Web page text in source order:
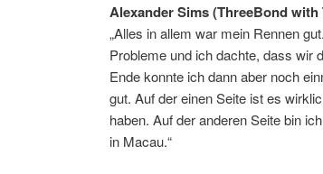
Alexander Sims (ThreeBond with
„Alles in allem war mein Rennen
Probleme und ich dachte, dass wir
Ende konnte ich dann aber noch
gut. Auf der einen Seite ist es
haben. Auf der anderen Seite bin
in Macau.“